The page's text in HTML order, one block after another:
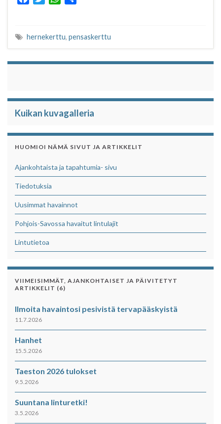
e
t
t
r
hernekerttu, pensaskerttu
Kuikan kuvagalleria
HUOMIOI NÄMÄ SIVUT JA ARTIKKELIT
Ajankohtaista ja tapahtumia- sivu
Tiedotuksia
Uusimmat havainnot
Pohjois-Savossa havaitut lintulajit
Lintutietoa
VIIMEISIMMÄT, AJANKOHTAISET JA PÄIVITETYT
ARTIKKELIT (6)
Ilmoita havaintosi pesivistä tervapääskyistä
11.7.2026
Hanhet
15.5.2026
Taeston 2026 tulokset
9.5.2026
Suuntana linturetki!
3.5.2026